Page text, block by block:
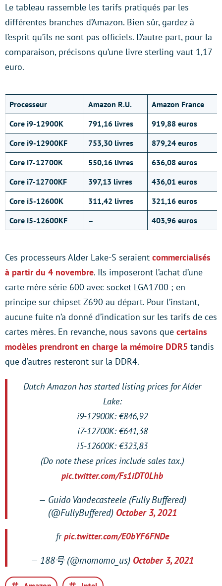
Le tableau rassemble les tarifs pratiqués par les
différentes branches d’Amazon. Bien sûr, gardez à
l’esprit qu’ils ne sont pas officiels. D’autre part, pour la
comparaison, précisons qu’une livre sterling vaut 1,17
euro.
Processeur Amazon R.U.
Amazon France
Core i9-12900K
791,16 livres
919,88 euros
Core i9-12900KF
753,30 livres
879,24 euros
Core i7-12700K
550,16 livres
636,08 euros
Core i7-12700KF
397,13 livres
436,01 euros
Core i5-12600K
311,42 livres
321,16 euros
Core i5-12600KF
– 403,96 euros
Ces processeurs Alder Lake-S seraient commercialisés
à partir du 4 novembre. Ils imposeront l’achat d’une
carte mère série 600 avec socket LGA1700 ; en
principe sur chipset Z690 au départ. Pour l’instant,
aucune fuite n’a donné d’indication sur les tarifs de ces
cartes mères. En revanche, nous savons que certains
modèles prendront en charge la mémoire DDR5 tandis
que d’autres resteront sur la DDR4.
Dutch Amazon has started listing prices for Alder
Lake:
i9-12900K: €846,92
i7-12700K: €641,38
i5-12600K: €323,83
(Do note these prices include sales tax.)
pic.twitter.com/Fs1iDT0Lhb
— Guido Vandecasteele (Fully Buffered)
(@FullyBuffered) October 3, 2021
frpic.twitter.com/E0bYF6FNDe
— 188号 (@momomo_us) October 3, 2021